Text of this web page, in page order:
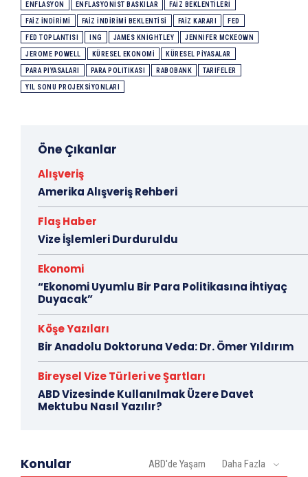
ENFLASYON ENFLASYONIST BASKILAR FAIZ BEKLENTILERI
FAIZ INDIRIMI FAIZ INDIRIMI BEKLENTISI FAIZ KARARI FED
FED TOPLANTISI ING JAMES KNIGHTLEY JENNIFER MCKEOWN
JEROME POWELL KÜRESEL EKONOMI KÜRESEL PIYASALAR
PARA PIYASALARI PARA POLITIKASI RABOBANK TARIFELER
YIL SONU PROJEKSIYONLARI
Öne Çıkanlar
Alışveriş
Amerika Alışveriş Rehberi
Flaş Haber
Vize İşlemleri Durduruldu
Ekonomi
“Ekonomi Uyumlu Bir Para Politikasına İhtiyaç
Duyacak”
Köşe Yazıları
Bir Anadolu Doktoruna Veda: Dr. Ömer Yıldırım
Bireysel Vize Türleri ve Şartları
ABD Vizesinde Kullanılmak Üzere Davet
Mektubu Nasıl Yazılır?
Konular ABD'de Yaşam Daha Fazla